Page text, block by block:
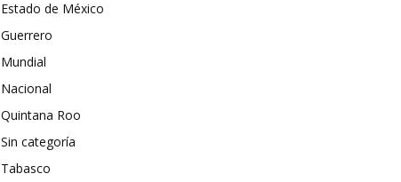
Estado de México
Guerrero
Mundial
Nacional
Quintana Roo
Sin categoría
Tabasco